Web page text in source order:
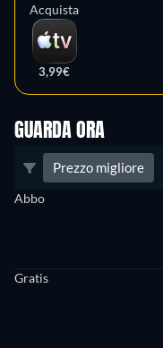
Acquista
3,99€
GUARDA ORA
Prezzo migliore
Abbo
Gratis